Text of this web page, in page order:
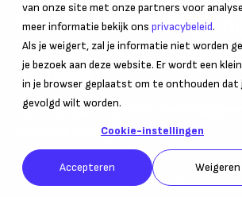
van onze site met onze partners voor
meer informatie bekijk ons privacybeleid.
Als je weigert, zal je informatie niet worden
je bezoek aan deze website. Er wordt een
in je browser geplaatst om te onthouden dat
gevolgd wilt worden.
Cookie-instellingen
Accepteren Weigeren
Inkomstenbelasting
2023 omlaag,
omhoog
Meer koopkracht door
arbeidskorting
16 september 2022 – Leestijd: